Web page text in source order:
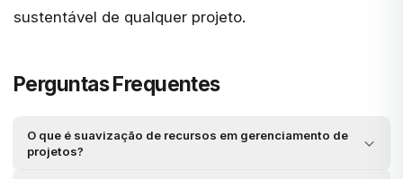
sustentável de qualquer projeto.
Perguntas Frequentes
O que é suavização de recursos em gerenciamento de
projetos?